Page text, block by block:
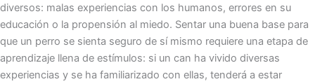
diversos: malas experiencias con los humanos, errores en su
educación o la propensión al miedo. Sentar una buena base para
que un perro se sienta seguro de sí mismo requiere una etapa de
aprendizaje llena de estímulos: si un can ha vivido diversas
experiencias y se ha familiarizado con ellas, tenderá a estar